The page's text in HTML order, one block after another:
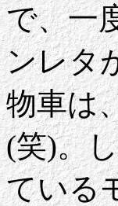
で、一
ンレタ
物車は
(笑)。
ている